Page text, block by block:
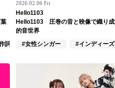
詞/作曲家
2026.02.06 Fri
Hello1103
Hello1103 圧巻の音と映像で織り成
的音世界
#女性シンガー
#インディーズ